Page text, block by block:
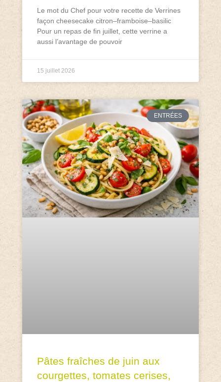
Le mot du Chef pour votre recette de Verrines
façon cheesecake citron–framboise–basilic
Pour un repas de fin juillet, cette verrine a
aussi l’avantage de pouvoir
15 juillet 2026
ENTRÉES
Pâtes fraîches de juin aux
courgettes, tomates cerises,